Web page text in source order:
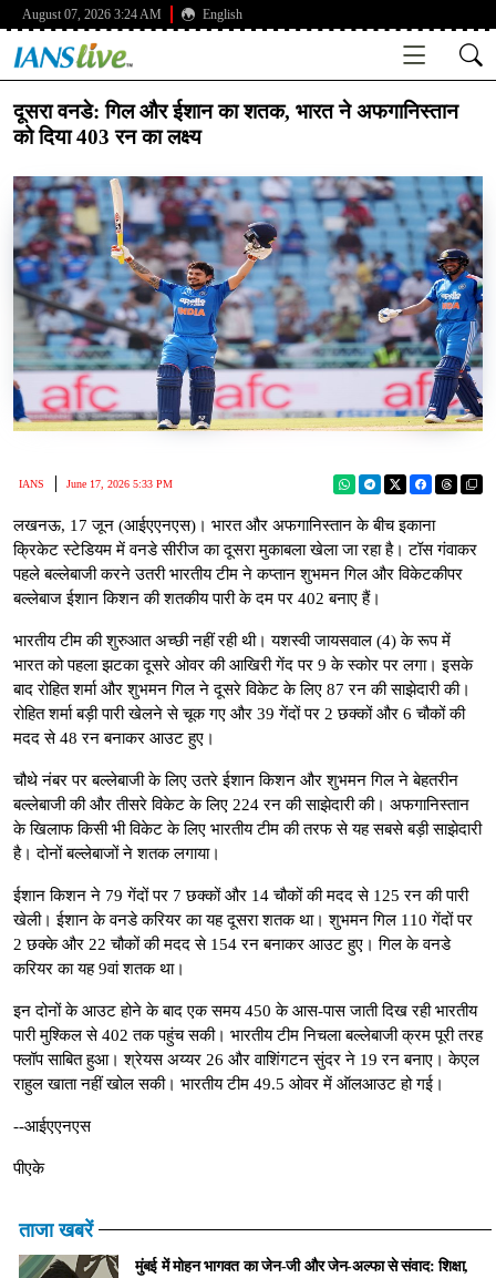
August 07, 2026 3:24 AM English
दूसरा वनडे: गिल और ईशान का शतक, भारत ने अफगानिस्तान
को दिया 403 रन का लक्ष्य
IANS June 17, 2026 5:33 PM
लखनऊ, 17 जून (आईएएनएस)। भारत और अफगानिस्तान के बीच इकाना
क्रिकेट स्टेडियम में वनडे सीरीज का दूसरा मुकाबला खेला जा रहा है। टॉस गंवाकर
पहले बल्लेबाजी करने उतरी भारतीय टीम ने कप्तान शुभमन गिल और विकेटकीपर
बल्लेबाज ईशान किशन की शतकीय पारी के दम पर 402 बनाए हैं।
भारतीय टीम की शुरुआत अच्छी नहीं रही थी। यशस्वी जायसवाल (4) के रूप में
भारत को पहला झटका दूसरे ओवर की आखिरी गेंद पर 9 के स्कोर पर लगा। इसके
बाद रोहित शर्मा और शुभमन गिल ने दूसरे विकेट के लिए 87 रन की साझेदारी की।
रोहित शर्मा बड़ी पारी खेलने से चूक गए और 39 गेंदों पर 2 छक्कों और 6 चौकों की
मदद से 48 रन बनाकर आउट हुए।
चौथे नंबर पर बल्लेबाजी के लिए उतरे ईशान किशन और शुभमन गिल ने बेहतरीन
बल्लेबाजी की और तीसरे विकेट के लिए 224 रन की साझेदारी की। अफगानिस्तान
के खिलाफ किसी भी विकेट के लिए भारतीय टीम की तरफ से यह सबसे बड़ी साझेदारी
है। दोनों बल्लेबाजों ने शतक लगाया।
ईशान किशन ने 79 गेंदों पर 7 छक्कों और 14 चौकों की मदद से 125 रन की पारी
खेली। ईशान के वनडे करियर का यह दूसरा शतक था। शुभमन गिल 110 गेंदों पर
2 छक्के और 22 चौकों की मदद से 154 रन बनाकर आउट हुए। गिल के वनडे
करियर का यह 9वां शतक था।
इन दोनों के आउट होने के बाद एक समय 450 के आस-पास जाती दिख रही भारतीय
पारी मुश्किल से 402 तक पहुंच सकी। भारतीय टीम निचला बल्लेबाजी क्रम पूरी तरह
फ्लॉप साबित हुआ। श्रेयस अय्यर 26 और वाशिंगटन सुंदर ने 19 रन बनाए। केएल
राहुल खाता नहीं खोल सकी। भारतीय टीम 49.5 ओवर में ऑलआउट हो गई।
--आईएएनएस
पीएके
ताजा खबरें
मुंबई में मोहन भागवत का जेन-जी और जेन-अल्फा से संवाद: शिक्षा,